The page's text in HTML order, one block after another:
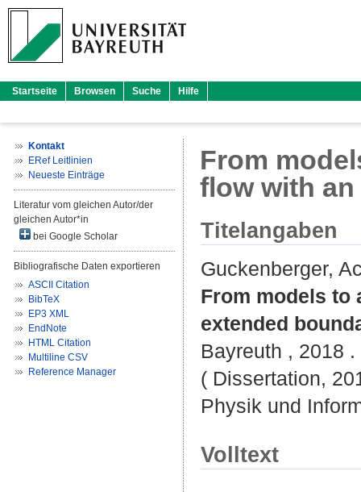
Startseite Browsen Suche Hilfe
Kontakt
ERef Leitlinien
Neueste Einträge
Literatur vom gleichen Autor/der
gleichen Autor*in
bei Google Scholar
Bibliografische Daten exportieren
ASCII Citation
BibTeX
EP3 XML
EndNote
HTML Citation
Multiline CSV
Reference Manager
From
flow with
Titelangaben
Guckenberger,
From models to
extended
Bayreuth , 2018
( Dissertation,
Physik und
Volltext